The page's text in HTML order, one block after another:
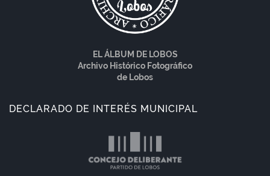
EL ÁLBUM DE LOBOS
Archivo Histórico Fotográfico
de Lobos
DECLARADO DE INTERÉS MUNICIPAL